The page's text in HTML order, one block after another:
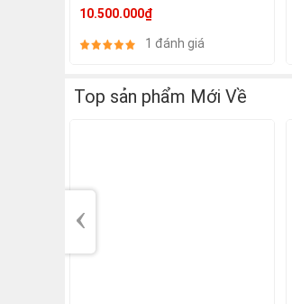
Quadro M1000M 2GB, 15.6 Inch
10.500.000₫
1 đánh giá
Top sản phẩm Mới Về
‹